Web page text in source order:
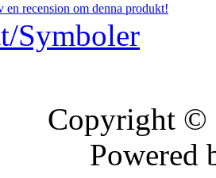
en recension om denna produkt!
Symboler
Copyright
Powered